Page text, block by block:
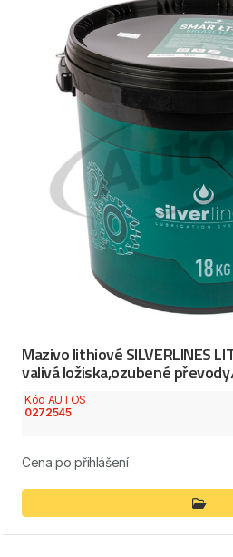
Mazivo lithiové SILVERLINES
valivá ložiska,ozubené
Kód AUTOS
0272545
Cena po přihlášení